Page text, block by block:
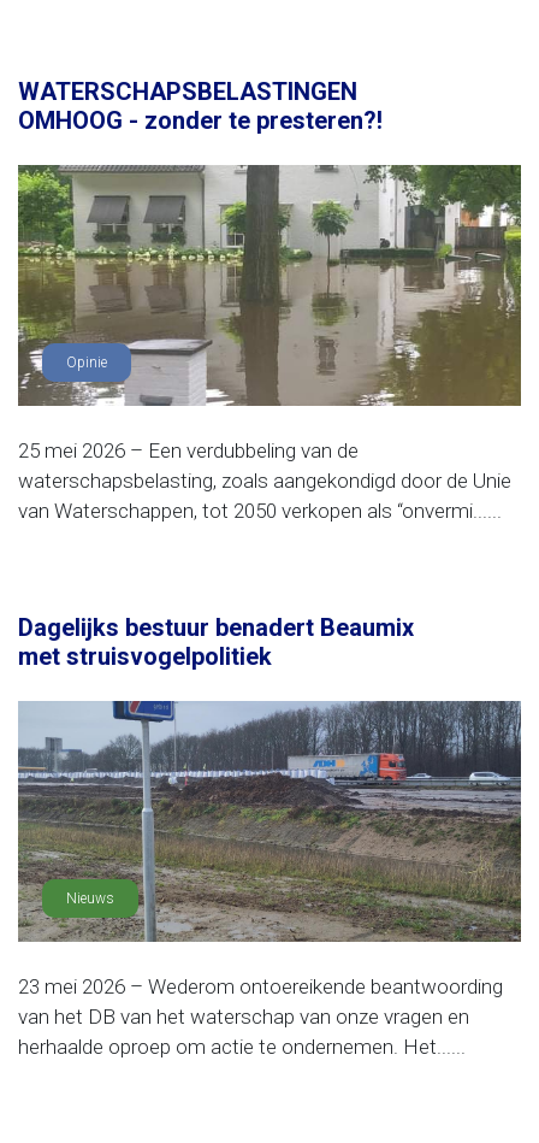
WATERSCHAPSBELASTINGEN
OMHOOG - zonder te presteren?!
Opinie
25 mei 2026 – Een verdubbeling van de
waterschapsbelasting, zoals aangekondigd door de Unie
van Waterschappen, tot 2050 verkopen als “onvermi......
Dagelijks bestuur benadert Beaumix
met struisvogelpolitiek
Nieuws
23 mei 2026 – Wederom ontoereikende beantwoording
van het DB van het waterschap van onze vragen en
herhaalde oproep om actie te ondernemen. Het......